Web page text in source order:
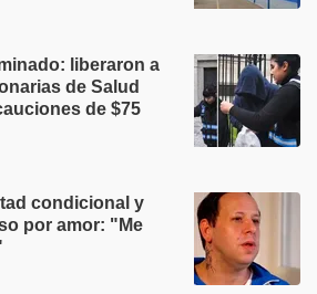
liberaron a
de Salud
de $75
condicional y
por amor: "Me